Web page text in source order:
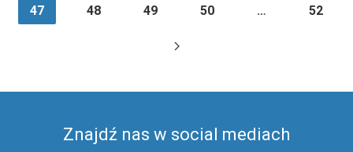
47 48 49 50 … 52
Znajdź nas w social mediach